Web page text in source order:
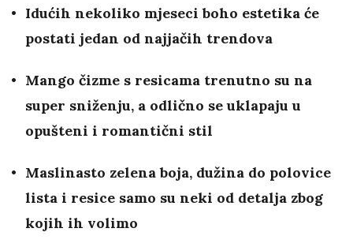
Idućih nekoliko mjeseci boho estetika će
postati jedan od najjačih trendova
Mango čizme s resicama trenutno su na
super sniženju, a odlično se uklapaju u
opušteni i romantični stil
Maslinasto zelena boja, dužina do polovice
lista i resice samo su neki od detalja zbog
kojih ih volimo